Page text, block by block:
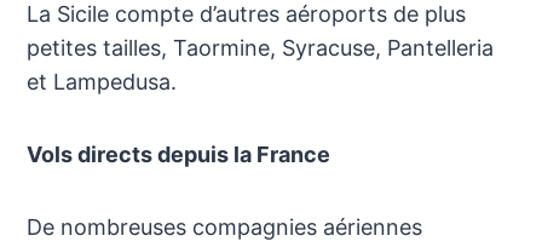
La Sicile compte d’autres aéroports de plus
petites tailles, Taormine, Syracuse, Pantelleria
et Lampedusa.
Vols directs depuis la France
De nombreuses compagnies aériennes